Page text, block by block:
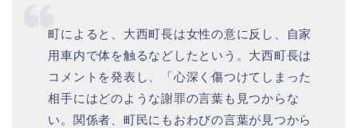
町によると、大西町長は女性の意に反し、自家
用車内で体を触るなどしたという。大西町長は
コメントを発表し、「心深く傷つけてしまった
相手にはどのような謝罪の言葉も見つからな
い。関係者、町民にもおわびの言葉が見つから